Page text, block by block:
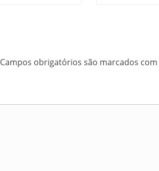
Campos obrigatórios são marcados com